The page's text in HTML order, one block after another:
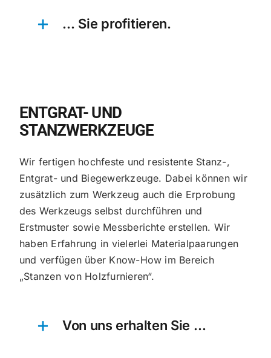
… Sie profitieren.
ENTGRAT- UND
STANZWERKZEUGE
Wir fertigen hochfeste und resistente Stanz-,
Entgrat- und Biegewerkzeuge. Dabei können wir
zusätzlich zum Werkzeug auch die Erprobung
des Werkzeugs selbst durchführen und
Erstmuster sowie Messberichte erstellen. Wir
haben Erfahrung in vielerlei Materialpaarungen
und verfügen über Know-How im Bereich
„Stanzen von Holzfurnieren“.
Von uns erhalten Sie …